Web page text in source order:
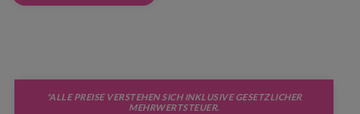
Varianten*ALLE PREISE VERSTEHEN SICH INKLUSIVE GESETZLICHER
MEHRWERTSTEUER.